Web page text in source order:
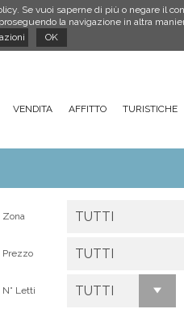
Se vuoi saperne di più o negare il
la navigazione in altra
OK
VENDITA AFFITTO TURISTICHE
Zona TUTTI
Prezzo TUTTI
N° Letti TUTTI